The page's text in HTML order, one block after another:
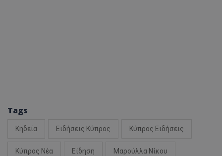
Tags
Κηδεία Ειδήσεις Κύπρος Κύπρος Ειδήσεις
Κύπρος Νέα Είδηση Μαρούλλα Νίκου